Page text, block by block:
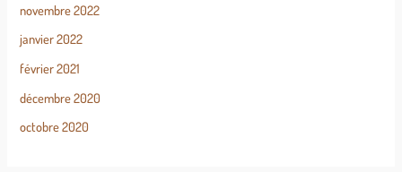
novembre 2022
janvier 2022
février 2021
décembre 2020
octobre 2020